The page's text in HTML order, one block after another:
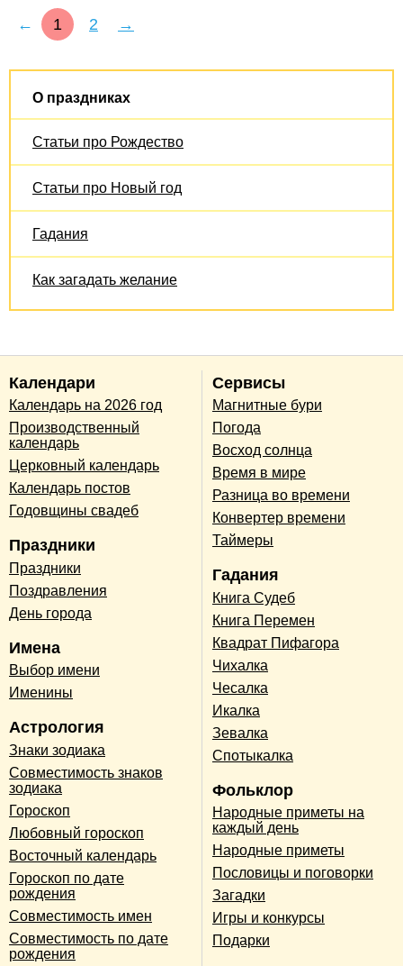
← 1 2 →
О праздниках
Статьи про Рождество
Статьи про Новый год
Гадания
Как загадать желание
Календари
Календарь на 2026 год
Производственный
календарь
Церковный календарь
Календарь постов
Годовщины свадеб
Праздники
Праздники
Поздравления
День города
Имена
Выбор имени
Именины
Астрология
Знаки зодиака
Совместимость знаков
зодиака
Гороскоп
Любовный гороскоп
Восточный календарь
Гороскоп по дате
рождения
Совместимость имен
Совместимость по дате
рождения
Сервисы
Магнитные бури
Погода
Восход солнца
Время в мире
Разница во времени
Конвертер времени
Таймеры
Гадания
Книга Судеб
Книга Перемен
Квадрат Пифагора
Чихалка
Чесалка
Икалка
Зевалка
Спотыкалка
Фольклор
Народные приметы на
каждый день
Народные приметы
Пословицы и поговорки
Загадки
Игры и конкурсы
Подарки